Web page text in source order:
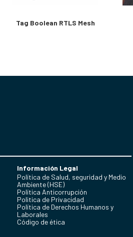
Tag Boolean RTLS Mesh
Información Legal
Política de Salud, seguridad y Medio
Ambiente (HSE)
Política Anticorrupción
Politica de Privacidad
Política de Derechos Humanos y
Laborales
Código de ética